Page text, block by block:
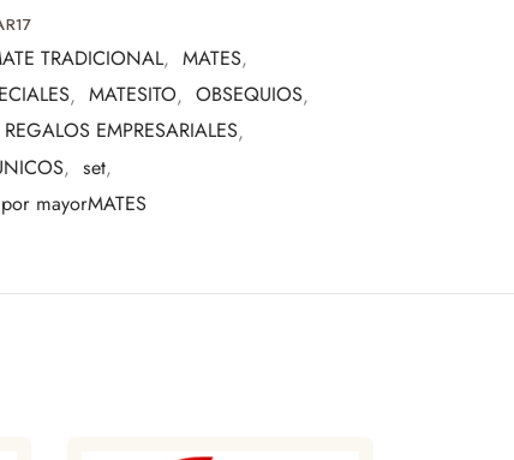
para quienes valoran los detalles y la
TRADICIONAL, MATES,
, MATESITO, OBSEQUIOS,
REGALOS EMPRESARIALES,
, set,
mayorMATES